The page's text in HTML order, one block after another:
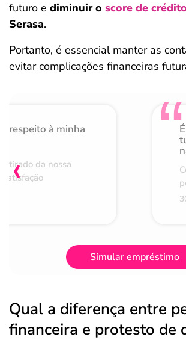
futuro e diminuir o score de crédito
Serasa.
Portanto, é essencial manter as
evitar complicações financeiras
respeito à minha
da nossa
‹
Simular empréstimo
Qual a diferença entre
financeira e protesto de